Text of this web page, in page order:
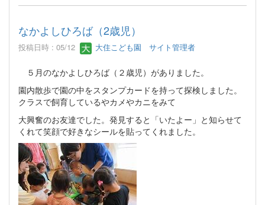
なかよしひろば（2歳児）
投稿日時 : 05/12 大住こども園 サイト管理者
５月のなかよしひろば（２歳児）がありました。
園内散歩で園の中をスタンプカードを持って探検しました。
クラスで飼育しているやカメやカニをみて
大興奮のお友達でした。発見すると「いたよー」と知らせて
くれて笑顔で好きなシールを貼ってくれました。